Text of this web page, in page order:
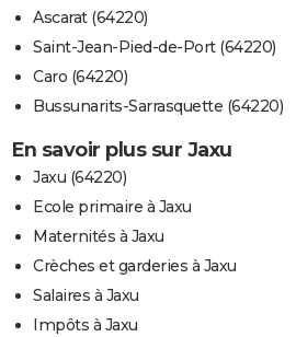
Ascarat (64220)
Saint-Jean-Pied-de-Port (64220)
Caro (64220)
Bussunarits-Sarrasquette (64220)
En savoir plus sur Jaxu
Jaxu (64220)
Ecole primaire à Jaxu
Maternités à Jaxu
Crèches et garderies à Jaxu
Salaires à Jaxu
Impôts à Jaxu